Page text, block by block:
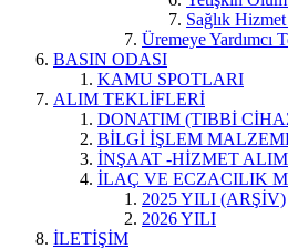
Sağlık
Üremeye Yardımcı
BASIN ODASI
KAMU SPOTLARI
ALIM TEKLİFLERİ
DONATIM (TIBBİ
BİLGİ İŞLEM
İNŞAAT -HİZMET
İLAÇ VE ECZACILIK
2025 YILI (ARŞİV)
2026 YILI
İLETİŞİM